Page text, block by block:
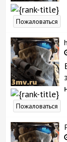
Пожаловаться
Пожаловаться